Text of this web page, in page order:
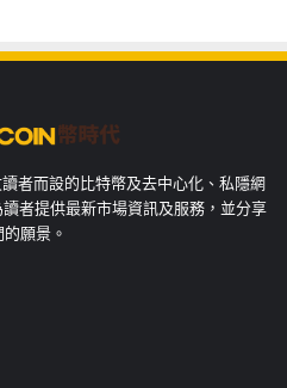
者而設的比特幣及去中心化、私隱網
者提供最新市場資訊及服務，並分享
願景。